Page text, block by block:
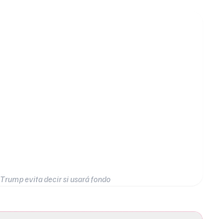
Trump evita decir si usará fondo